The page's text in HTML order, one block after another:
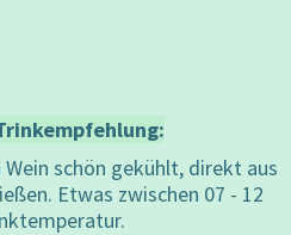
schön gekühlt, direkt aus
Etwas zwischen 07 - 12